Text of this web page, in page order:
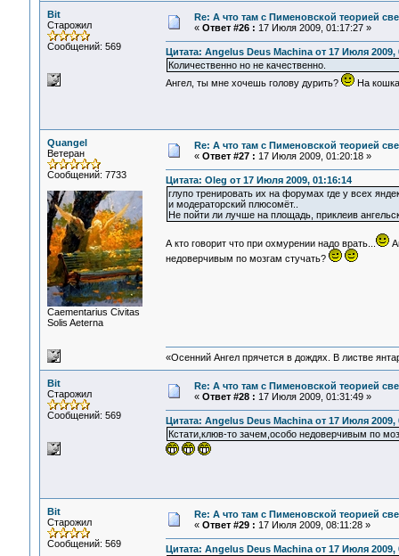
Bit
Старожил
Сообщений: 569
Re: А что там с Пименовской теорией
« Ответ #26 : 17 Июля 2009, 01:17:27 »
Цитата: Angelus Deus Machina от 17 Июля 2009,
Количественно но не качественно.
Ангел, ты мне хочешь голову дурить?
На
Quangel
Ветеран
Сообщений: 7733
Сaementarius Civitas
Solis Aeterna
Re: А что там с Пименовской теорией
« Ответ #27 : 17 Июля 2009, 01:20:18 »
Цитата: Oleg от 17 Июля 2009, 01:16:14
глупо тренировать их на форумах где у всех
и модераторский плюсомёт..
Не пойти ли лучше на площадь, приклеив
А кто говорит что при охмурении надо врать...
недоверчивым по мозгам стучать?
«Осенний Ангел прячется в дождях. В листве
Bit
Старожил
Сообщений: 569
Re: А что там с Пименовской теорией
« Ответ #28 : 17 Июля 2009, 01:31:49 »
Цитата: Angelus Deus Machina от 17 Июля 2009,
Кстати,клюв-то зачем,особо недоверчивым по
Bit
Старожил
Сообщений: 569
Re: А что там с Пименовской теорией
« Ответ #29 : 17 Июля 2009, 08:11:28 »
Цитата: Angelus Deus Machina от 17 Июля 2009,